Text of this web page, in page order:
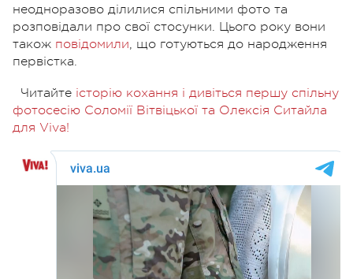
неодноразово ділилися спільними фото та
розповідали про свої стосунки. Цього року вони
також повідомили, що готуються до народження
первістка.
Читайте історію кохання і дивіться першу спільну
фотосесію Соломії Вітвіцької та Олексія Ситайла
для Viva!